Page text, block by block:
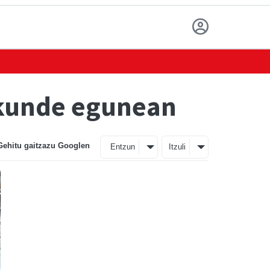
egunean
gaitzazu Googlen Entzun Itzuli